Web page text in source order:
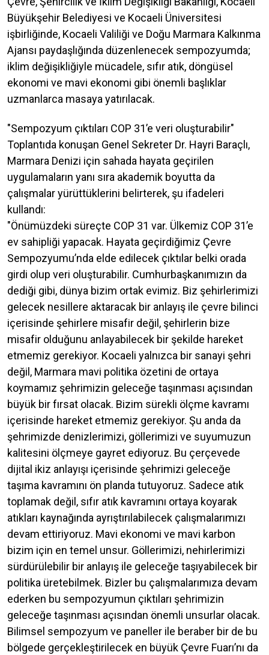
Büyükşehir Belediyesi ve Kocaeli Üniversitesi
işbirliğinde, Kocaeli Valiliği ve Doğu Marmara Kalkınma
Ajansı paydaşlığında düzenlenecek sempozyumda;
iklim değişikliğiyle mücadele, sıfır atık, döngüsel
ekonomi ve mavi ekonomi gibi önemli başlıklar
uzmanlarca masaya yatırılacak.
"Sempozyum çıktıları COP 31’e veri oluşturabilir"
Toplantıda konuşan Genel Sekreter Dr. Hayri Baraçlı,
Marmara Denizi için sahada hayata geçirilen
uygulamaların yanı sıra akademik boyutta da
çalışmalar yürüttüklerini belirterek, şu ifadeleri
kullandı:
"Önümüzdeki süreçte COP 31 var. Ülkemiz COP 31’e
ev sahipliği yapacak. Hayata geçirdiğimiz Çevre
Sempozyumu’nda elde edilecek çıktılar belki orada
girdi olup veri oluşturabilir. Cumhurbaşkanımızın da
dediği gibi, dünya bizim ortak evimiz. Biz şehirlerimizi
gelecek nesillere aktaracak bir anlayış ile çevre bilinci
içerisinde şehirlere misafir değil, şehirlerin bize
misafir olduğunu anlayabilecek bir şekilde hareket
etmemiz gerekiyor. Kocaeli yalnızca bir sanayi şehri
değil, Marmara mavi politika özetini de ortaya
koymamız şehrimizin geleceğe taşınması açısından
büyük bir fırsat olacak. Bizim sürekli ölçme kavramı
içerisinde hareket etmemiz gerekiyor. Şu anda da
şehrimizde denizlerimizi, göllerimizi ve suyumuzun
kalitesini ölçmeye gayret ediyoruz. Bu çerçevede
dijital ikiz anlayışı içerisinde şehrimizi geleceğe
taşıma kavramını ön planda tutuyoruz. Sadece atık
toplamak değil, sıfır atık kavramını ortaya koyarak
atıkları kaynağında ayrıştırılabilecek çalışmalarımızı
devam ettiriyoruz. Mavi ekonomi ve mavi karbon
bizim için en temel unsur. Göllerimizi, nehirlerimizi
sürdürülebilir bir anlayış ile geleceğe taşıyabilecek bir
politika üretebilmek. Bizler bu çalışmalarımıza devam
ederken bu sempozyumun çıktıları şehrimizin
geleceğe taşınması açısından önemli unsurlar olacak.
Bilimsel sempozyum ve paneller ile beraber bir de bu
bölgede gerçekleştirilecek en büyük Çevre Fuarı’nı da